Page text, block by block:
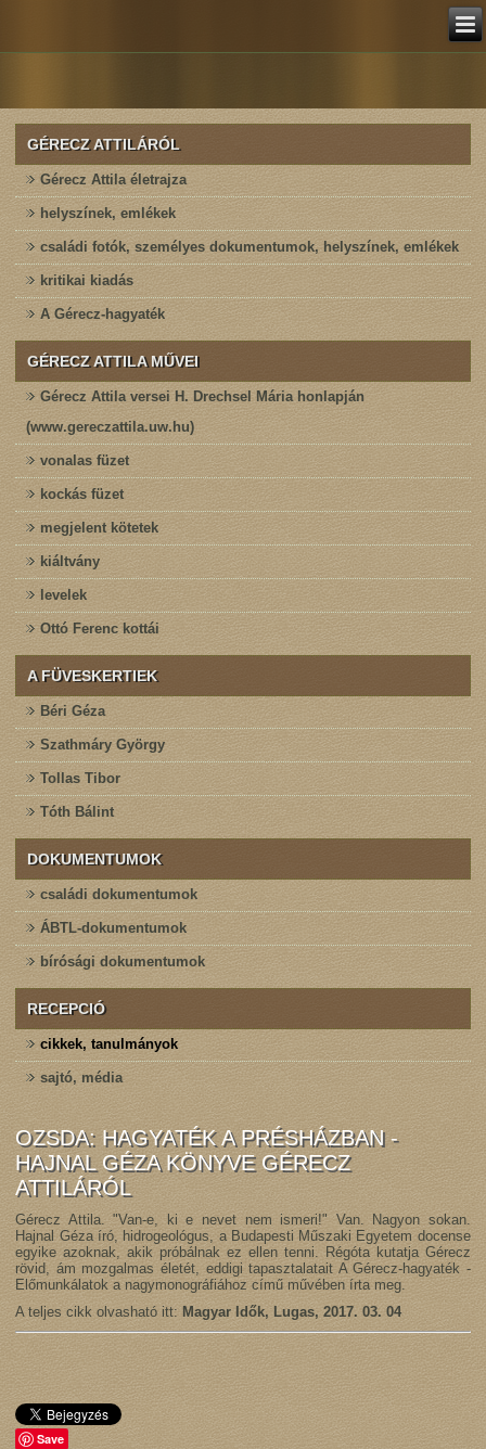
GÉRECZ ATTILÁRÓL
Gérecz Attila életrajza
helyszínek, emlékek
családi fotók, személyes dokumentumok, helyszínek, emlékek
kritikai kiadás
A Gérecz-hagyaték
GÉRECZ ATTILA MŰVEI
Gérecz Attila versei H. Drechsel Mária honlapján
(www.gereczattila.uw.hu)
vonalas füzet
kockás füzet
megjelent kötetek
kiáltvány
levelek
Ottó Ferenc kottái
A FÜVESKERTIEK
Béri Géza
Szathmáry György
Tollas Tibor
Tóth Bálint
DOKUMENTUMOK
családi dokumentumok
ÁBTL-dokumentumok
bírósági dokumentumok
RECEPCIÓ
cikkek, tanulmányok
sajtó, média
OZSDA: HAGYATÉK A PRÉSHÁZBAN -
HAJNAL GÉZA KÖNYVE GÉRECZ
ATTILÁRÓL
Gérecz Attila. "Van-e, ki e nevet nem ismeri!" Van. Nagyon sokan.
Hajnal Géza író, hidrogeológus, a Budapesti Műszaki Egyetem docense
egyike azoknak, akik próbálnak ez ellen tenni. Régóta kutatja Gérecz
rövid, ám mozgalmas életét, eddigi tapasztalatait A Gérecz-hagyaték -
Előmunkálatok a nagymonográfiához című művében írta meg.
A teljes cikk olvasható itt: Magyar Idők, Lugas, 2017. 03. 04
Save